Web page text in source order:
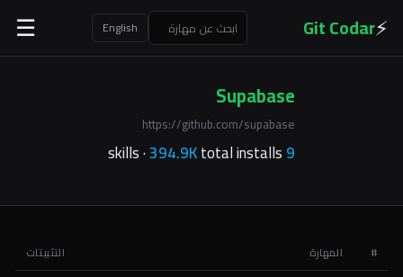
⚡
Git Codar
English
☰
Supabase
https://github.com/supabase
9
394.9Ktotal installs
# المهارة التثبيتات